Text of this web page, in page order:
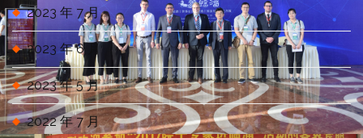
2023 年 7 月
2023 年 6 月
2023 年 5 月
2022 年 7 月